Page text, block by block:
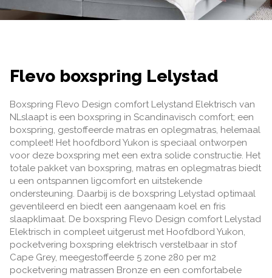
Flevo boxspring Lelystad
Boxspring Flevo Design comfort Lelystand Elektrisch van
NLslaapt is een boxspring in Scandinavisch comfort; een
boxspring, gestoffeerde matras en oplegmatras, helemaal
compleet! Het hoofdbord Yukon is speciaal ontworpen
voor deze boxspring met een extra solide constructie. Het
totale pakket van boxspring, matras en oplegmatras biedt
u een ontspannen ligcomfort en uitstekende
ondersteuning. Daarbij is de boxspring Lelystad optimaal
geventileerd en biedt een aangenaam koel en fris
slaapklimaat. De boxspring Flevo Design comfort Lelystad
Elektrisch in compleet uitgerust met Hoofdbord Yukon,
pocketvering boxspring elektrisch verstelbaar in stof
Cape Grey, meegestoffeerde 5 zone 280 per m2
pocketvering matrassen Bronze en een comfortabele